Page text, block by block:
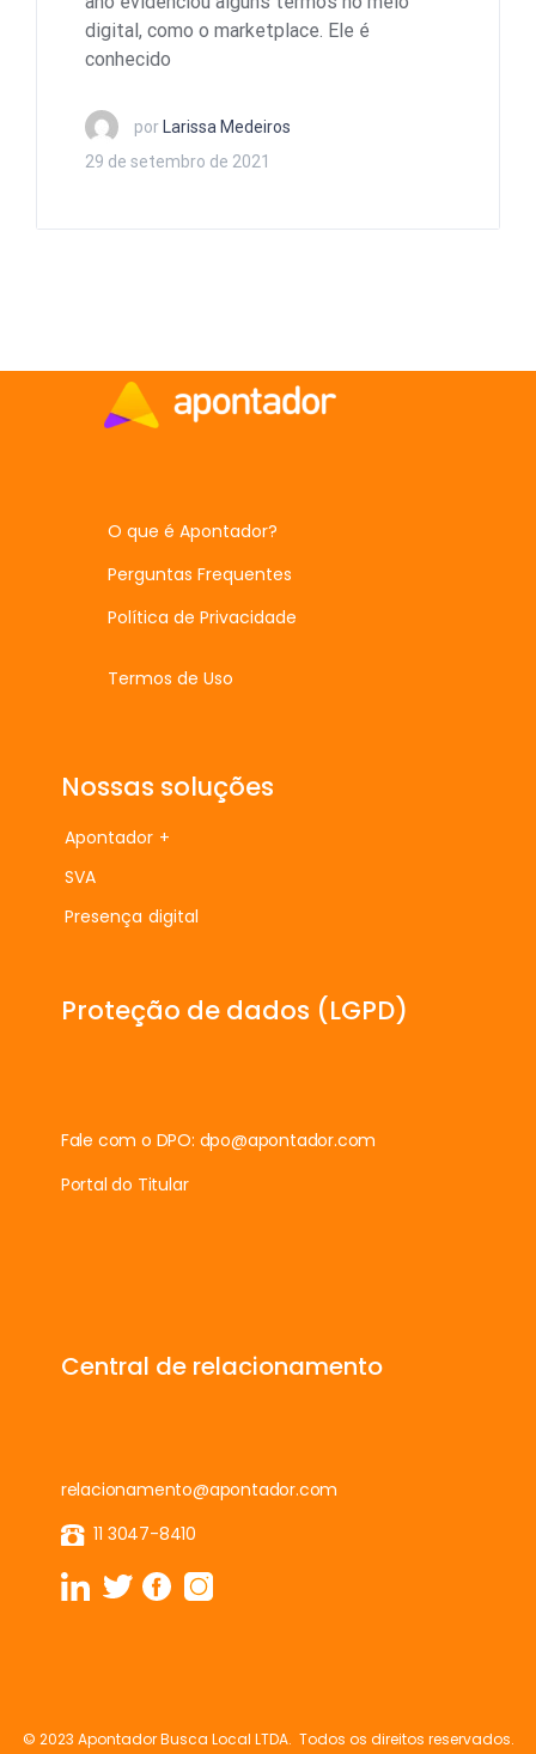
digital, como o marketplace. Ele é
conhecido
porLarissa Medeiros
29 de setembro de 2021
O que é Apontador?
Perguntas Frequentes
Política de Privacidade
Termos de Uso
Nossas soluções
Apontador +
SVA
Presença digital
Proteção de dados (LGPD)
Fale com o DPO: dpo@apontador.com
Portal do Titular
Central de relacionamento
relacionamento@apontador.com
11 3047-8410
© 2023 Apontador Busca Local LTDA. Todos os direitos reservados.